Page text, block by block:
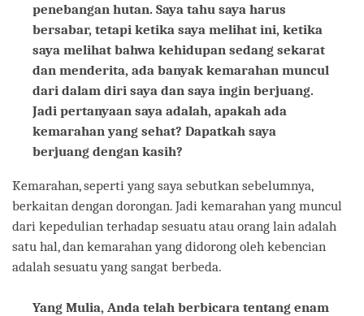
penebangan hutan. Saya tahu saya harus
bersabar, tetapi ketika saya melihat ini, ketika
saya melihat bahwa kehidupan sedang sekarat
dan menderita, ada banyak kemarahan muncul
dari dalam diri saya dan saya ingin berjuang.
Jadi pertanyaan saya adalah, apakah ada
kemarahan yang sehat? Dapatkah saya
berjuang dengan kasih?
Kemarahan, seperti yang saya sebutkan sebelumnya,
berkaitan dengan dorongan. Jadi kemarahan yang muncul
dari kepedulian terhadap sesuatu atau orang lain adalah
satu hal, dan kemarahan yang didorong oleh kebencian
adalah sesuatu yang sangat berbeda.
Yang Mulia, Anda telah berbicara tentang enam